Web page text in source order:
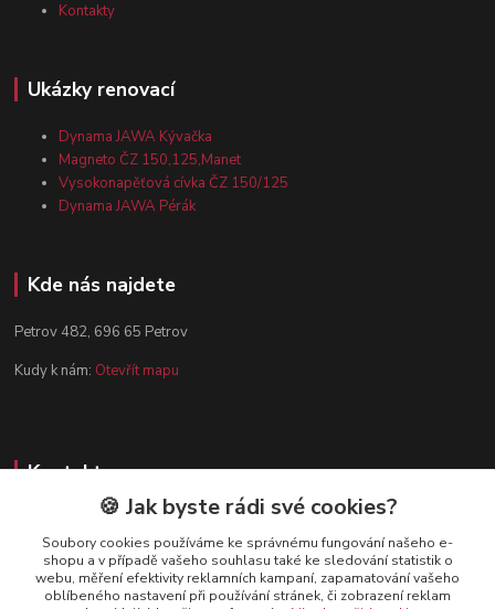
Kontakty
Ukázky renovací
Dynama JAWA Kývačka
Magneto ČZ 150,125,Manet
Vysokonapěťová cívka ČZ 150/125
Dynama JAWA Pérák
Kde nás najdete
Petrov 482, 696 65 Petrov
Kudy k nám: Otevřít mapu
Kontakty
Zákaznická podpora
+420 602 584 910
(Po-Pá, 8-15 hod.)
info@dynamazahradnicek.cz
🍪 Jak byste rádi své cookies?
Soubory cookies používáme ke správnému fungování našeho e-
shopu a v případě vašeho souhlasu také ke sledování statistik o
webu, měření efektivity reklamních kampaní, zapamatování vašeho
oblíbeného nastavení při používání stránek, či zobrazení reklam